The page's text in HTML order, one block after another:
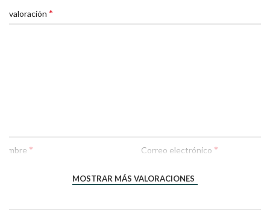
valoración *
* Correo electrónico *
MOSTRAR MÁS VALORACIONES